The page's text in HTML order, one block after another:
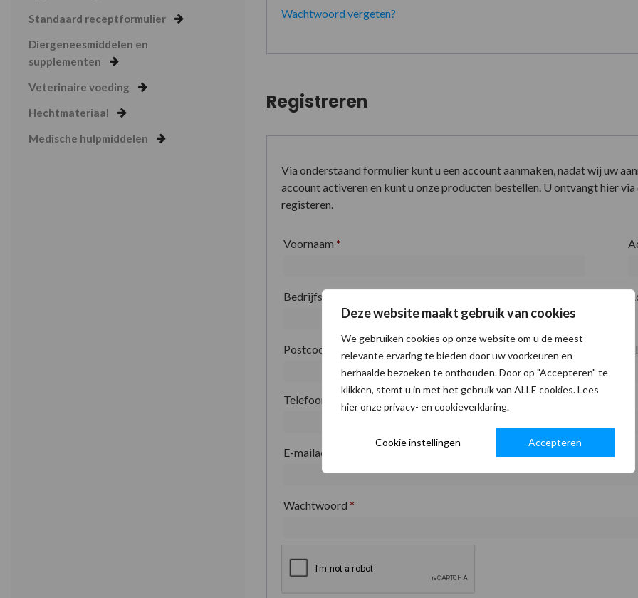
Deze website maakt gebruik van cookies
We gebruiken cookies op onze website om u de meest
relevante ervaring te bieden door uw voorkeuren en
herhaalde bezoeken te onthouden. Door op "Accepteren" te
klikken, stemt u in met het gebruik van ALLE cookies. Lees
hier onze privacy- en cookieverklaring.
Cookie instellingen Accepteren
Standaard receptformulier
Diergeneesmiddelen en
supplementen
Veterinaire voeding
Hechtmateriaal
Medische hulpmiddelen
Wachtwoord vergeten?
Registreren
Via onderstaand formulier kunt u een account aanmaken, nadat wij uw
account activeren en kunt u onze producten bestellen. U ontvangt hier
registeren.
Voornaam *
Bedrijfsnaam
Postcode
Telefoon
E-mailadres
Wachtwoord *